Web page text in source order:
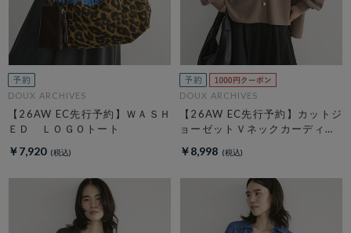
DOUX ARCHIVES
【26AW EC先行予約】ＷＡＳＨ
ＥＤ ＬＯＧＯトート
￥7,920
DOUX ARCHIVES
【26AW EC先行予約】カットジ
ョーゼットＶネックカーディガ
￥8,998